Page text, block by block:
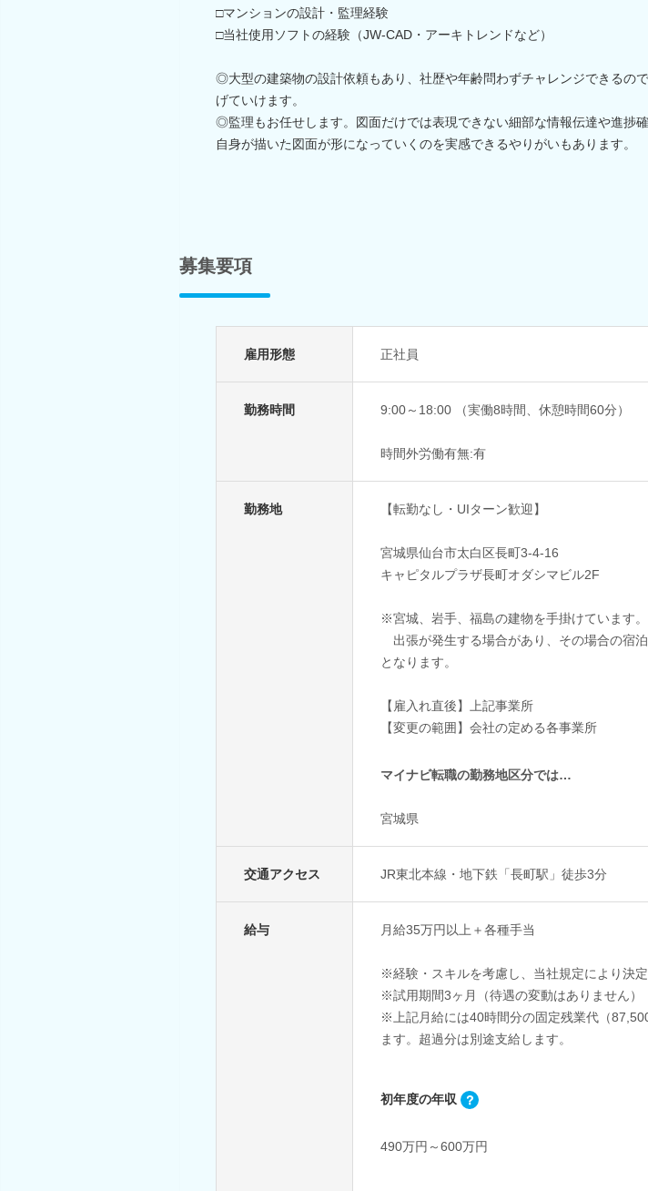
□マンションの設計・監理経験
□当社使用ソフトの経験（JW-CAD・アーキトレンドなど）
◎大型の建築物の設計依頼もあり、社歴や年齢問わずチャレンジできるの
げていけます。
◎監理もお任せします。図面だけでは表現できない細部な情報伝達や進捗
自身が描いた図面が形になっていくのを実感できるやりがいもあります。
募集要項
雇用形態 正社員
勤務時間 9:00～18:00 （実働8時間、休憩時間60分）
時間外労働有無:有
勤務地 【転勤なし・UIターン歓迎】
宮城県仙台市太白区長町3-4-16
キャピタルプラザ長町オダシマビル2F
※宮城、岩手、福島の建物を手掛けています。
出張が発生する場合があり、その場合の宿
となります。
【雇入れ直後】上記事業所
【変更の範囲】会社の定める各事業所
マイナビ転職の勤務地区分では…
宮城県
交通アクセス JR東北本線・地下鉄「長町駅」徒歩3分
給与 月給35万円以上＋各種手当
※経験・スキルを考慮し、当社規定により決定
※試用期間3ヶ月（待遇の変動はありません）
※上記月給には40時間分の固定残業代（
ます。超過分は別途支給します。
初年度の年収
490万円～600万円